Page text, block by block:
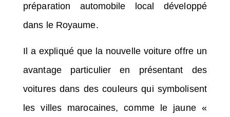
préparation automobile local développé
dans le Royaume.
Il a expliqué que la nouvelle voiture offre un
avantage particulier en présentant des
voitures dans des couleurs qui symbolisent
les villes marocaines, comme le jaune «